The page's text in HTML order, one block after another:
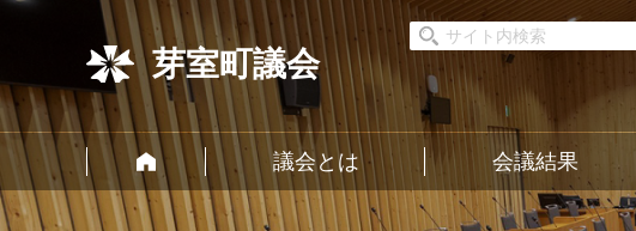
芽室町議会
議会とは 会議結果